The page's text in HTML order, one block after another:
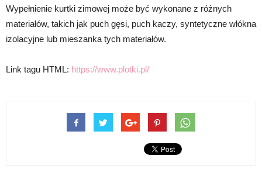
Wypełnienie kurtki zimowej może być wykonane z różnych
materiałów, takich jak puch gęsi, puch kaczy, syntetyczne włókna
izolacyjne lub mieszanka tych materiałów.
Link tagu HTML: https://www.plotki.pl/